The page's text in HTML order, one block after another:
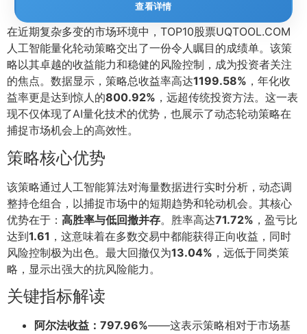
查看详情
在近期复杂多变的市场环境中，TOP10股票UQTOOL.COM
人工智能量化轮动策略交出了一份令人瞩目的成绩单。该策
略以其卓越的收益能力和稳健的风险控制，成为投资者关注
的焦点。数据显示，策略总收益率高达1199.58% ，年化收
益率更是达到惊人的800.92% ，远超传统投资方法。这一表
现不仅体现了AI量化技术的优势，也展示了动态轮动策略在
捕捉市场机会上的高效性。
策略核心优势
该策略通过人工智能算法对海量数据进行实时分析，动态调
整持仓组合，以捕捉市场中的短期趋势和轮动机会。其核心
优势在于： 高胜率与低回撤并存。胜率高达71.72% ，盈亏比
达到1.61 ，这意味着在多数交易中都能获得正向收益，同时
风险控制极为出色。最大回撤仅为13.04% ，远低于同类策
略，显示出强大的抗风险能力。
关键指标解读
阿尔法收益：797.96%——这表示策略相对于市场基